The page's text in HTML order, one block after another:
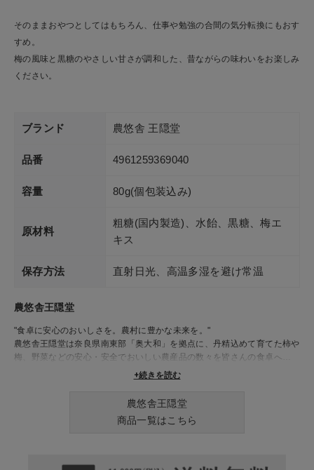
そのままおやつとしてはもちろん、仕事や勉強の合間の気分転換にもおす
すめ。
梅の風味と黒糖のやさしい甘さが調和した、昔ながらの味わいをお楽しみ
ください。
ブランド 農悠舎 王隠堂
品番 4961259369040
容量 80g(個包装込み)
原材料
粗糖(国内製造)、水飴、黒糖、梅エ
キス
保存方法 直射日光、高温多湿を避け常温
農悠舎王隠堂
"食卓に安心のおいしさを。農村に豊かな未来を。"
農悠舎王隠堂は奈良県南東部「奥大和」を拠点に、丹精込めて育てた柿や
梅、野菜などの安心・安全でおいしい農産品の数々を皆さんの食卓へお届
けするともに、活動する全国の生産者らと力を合わせ、日本の食と農のあ
+続きを読む
農悠舎王隠堂
商品一覧はこちら